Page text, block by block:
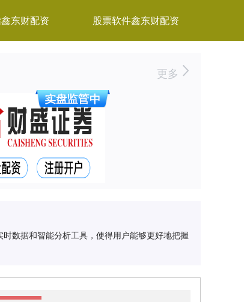
东财配资 股票软件鑫东财配资
更多
数据和智能分析工具，使得用户能够更好地把握